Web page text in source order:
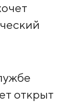
открыт